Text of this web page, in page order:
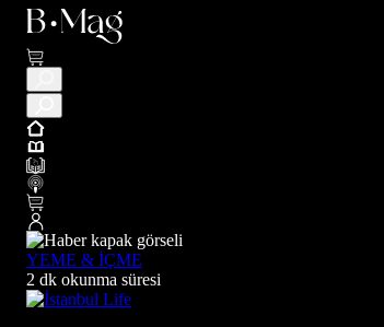
YEME & İÇME
2 dk okunma süresi